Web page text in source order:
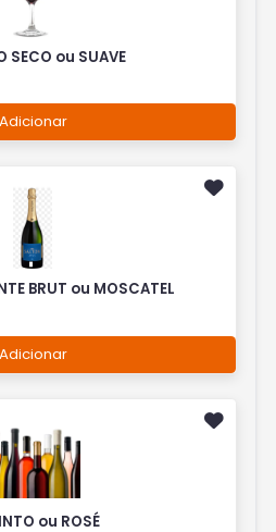
SECO ou SUAVE
Adicionar
BRUT ou MOSCATEL
Adicionar
ou ROSÉ